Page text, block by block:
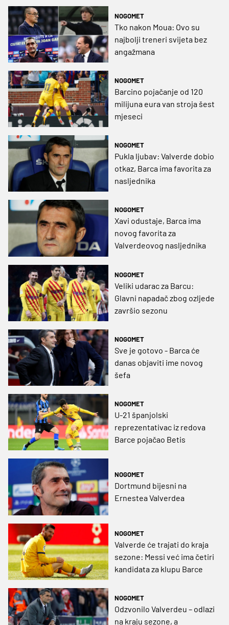
NOGOMET
Tko nakon Moua: Ovo su
najbolji treneri svijeta bez
angažmana
NOGOMET
Barcino pojačanje od 120
milijuna eura van stroja šest
mjeseci
NOGOMET
Pukla ljubav: Valverde dobio
otkaz, Barca ima favorita za
nasljednika
NOGOMET
Xavi odustaje, Barca ima
novog favorita za
Valverdeovog nasljednika
NOGOMET
Veliki udarac za Barcu:
Glavni napadač zbog ozljede
završio sezonu
NOGOMET
Sve je gotovo - Barca će
danas objaviti ime novog
šefa
NOGOMET
U-21 španjolski
reprezentativac iz redova
Barce pojačao Betis
NOGOMET
Dortmund bijesni na
Ernestea Valverdea
NOGOMET
Valverde će trajati do kraja
sezone: Messi već ima četiri
kandidata za klupu Barce
NOGOMET
Odzvonilo Valverdeu – odlazi
na kraju sezone, a